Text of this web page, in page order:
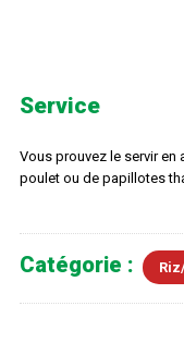
Service
Vous prouvez le servir
poulet ou de papillotes
Catégorie :